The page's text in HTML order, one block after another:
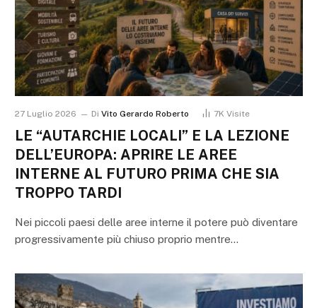
27 Luglio 2026 Di Vito Gerardo Roberto 7K Visite
LE “AUTARCHIE LOCALI” E LA LEZIONE
DELL’EUROPA: APRIRE LE AREE
INTERNE AL FUTURO PRIMA CHE SIA
TROPPO TARDI
Nei piccoli paesi delle aree interne il potere può diventare
progressivamente più chiuso proprio mentre…